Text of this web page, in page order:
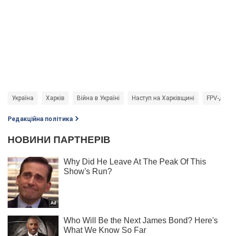
Україна Харків Війна в Україні Наступ на Харківщині FPV-
Редакційна політика